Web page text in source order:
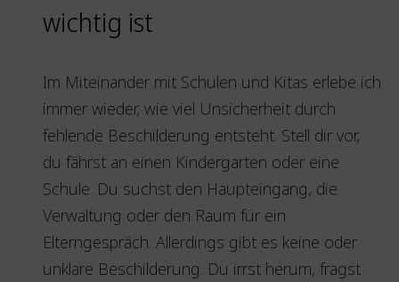
wichtig ist
Im Miteinander mit Schulen und Kitas erlebe ich
immer wieder, wie viel Unsicherheit durch
fehlende Beschilderung entsteht. Stell dir vor,
du fährst an einen Kindergarten oder eine
Schule. Du suchst den Haupteingang, die
Verwaltung oder den Raum für ein
Elterngespräch. Allerdings gibt es keine oder
unklare Beschilderung. Du irrst herum, fragst